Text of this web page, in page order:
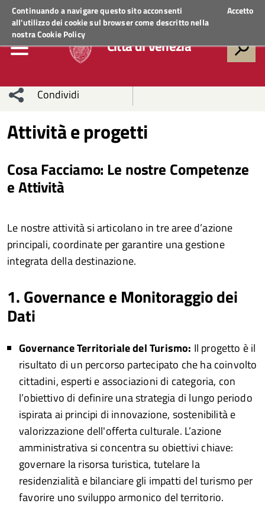
Continuando a navigare questo sito acconsenti
all'utilizzo dei cookie sul browser come descritto nella
nostraCookie Policy
Accetto
Regione VenetoACCEDI AI SERVIZI
Città di Venezia
Condividi
network
Condividi
Condividi
Facebook
su
Condividi
Facebook
su
Whatsapp
Attività e progetti
Cosa Facciamo: Le nostre Competenze
e Attività
Le nostre attività si articolano in tre aree d’azione
principali, coordinate per garantire una gestione
integrata della destinazione.
1. Governance e Monitoraggio dei
Dati
Governance Territoriale del Turismo: Il progetto è il
risultato di un percorso partecipato che ha coinvolto
cittadini, esperti e associazioni di categoria, con
l’obiettivo di definire una strategia di lungo periodo
ispirata ai principi di innovazione, sostenibilità e
valorizzazione dell'offerta culturale. L’azione
amministrativa si concentra su obiettivi chiave:
governare la risorsa turistica, tutelare la
residenzialità e bilanciare gli impatti del turismo per
favorire uno sviluppo armonico del territorio.